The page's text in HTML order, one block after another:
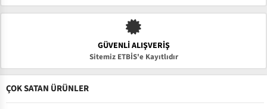
GÜVENLI ALIŞVERIŞ
Sitemiz ETBİS'e Kayıtlıdır
ÇOK SATAN ÜRÜNLER